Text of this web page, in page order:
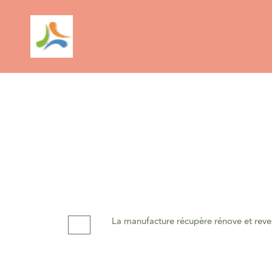
La manufacture récupère rénove et